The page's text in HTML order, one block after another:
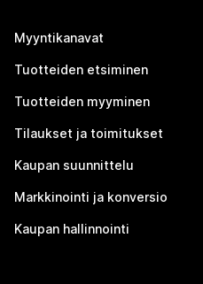
Myyntikanavat
Tuotteiden etsiminen
Tuotteiden myyminen
Tilaukset ja toimitukset
Kaupan suunnittelu
Markkinointi ja konversio
Kaupan hallinnointi